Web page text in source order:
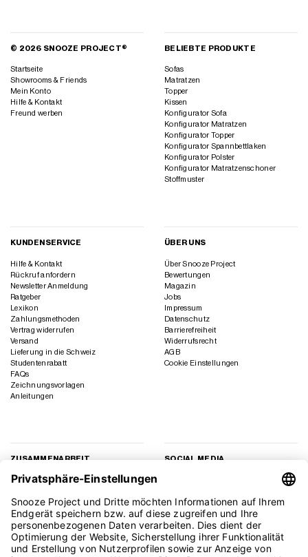
© 2026 SNOOZE PROJECT®
Startseite
Showrooms & Friends
Mein Konto
Hilfe & Kontakt
Freund werben
BELIEBTE PRODUKTE
Sofas
Matratzen
Topper
Kissen
Konfigurator Sofa
Konfigurator Matratzen
Konfigurator Topper
Konfigurator Spannbettlaken
Konfigurator Polster
Konfigurator Matratzenschoner
Stoffmuster
KUNDENSERVICE
Hilfe & Kontakt
Rückruf anfordern
Newsletter Anmeldung
Ratgeber
Lexikon
Zahlungsmethoden
Vertrag widerrufen
Versand
Lieferung in die Schweiz
Studentenrabatt
FAQs
Zeichnungsvorlagen
Anleitungen
ÜBER UNS
Über Snooze Project
Bewertungen
Magazin
Jobs
Impressum
Datenschutz
Barrierefreiheit
Widerrufsrecht
AGB
Cookie Einstellungen
ZUSAMMENARBEIT
Geschäftskunden
Presse
Affiliate Marketing
SOCIAL MEDIA
TikTok
YouTube
Pinterest
LinkedIn